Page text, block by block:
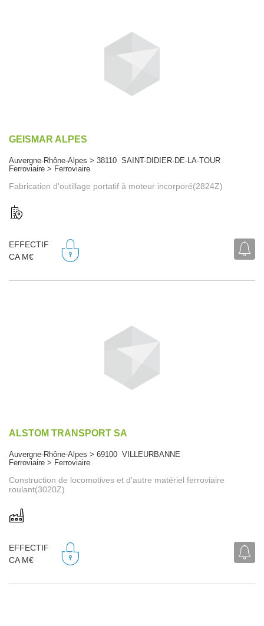
GEISMAR ALPES
Auvergne-Rhône-Alpes > 38110 SAINT-DIDIER-DE-LA-TOUR
Ferroviaire > Ferroviaire
Fabrication d'outillage portatif à moteur incorporé(2824Z)
EFFECTIF
CA M€
ALSTOM TRANSPORT SA
Auvergne-Rhône-Alpes > 69100 VILLEURBANNE
Ferroviaire > Ferroviaire
Construction de locomotives et d'autre matériel ferroviaire
roulant(3020Z)
EFFECTIF
CA M€